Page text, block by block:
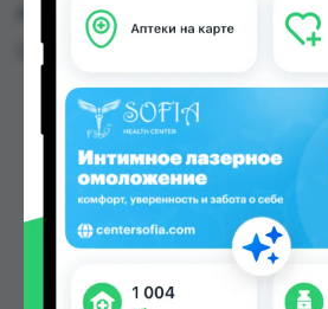
в Душанбе и других городах
Цена: от41.80 TJS